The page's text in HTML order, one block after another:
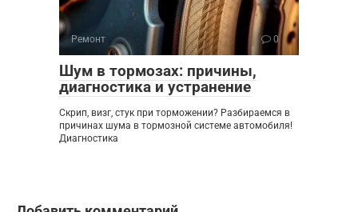
Ремонт 0
Шум в тормозах: причины,
диагностика и устранение
Скрип, визг, стук при торможении? Разбираемся в
причинах шума в тормозной системе автомобиля!
Диагностика